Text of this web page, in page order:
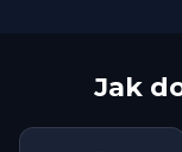
Jak